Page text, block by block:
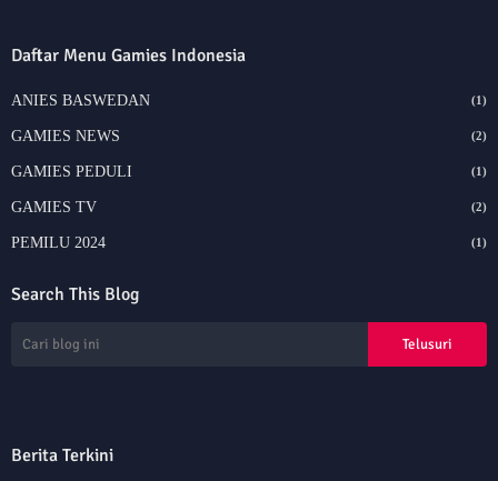
Daftar Menu Gamies Indonesia
ANIES BASWEDAN (1)
GAMIES NEWS (2)
GAMIES PEDULI (1)
GAMIES TV (2)
PEMILU 2024 (1)
Search This Blog
Berita Terkini